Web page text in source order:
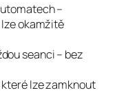
–
okamžitě
seanci – bez
lze zamknout